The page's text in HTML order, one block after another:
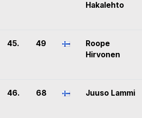
Hakalehto
45. 49
Roope
Hirvonen
46. 68 Juuso Lammi